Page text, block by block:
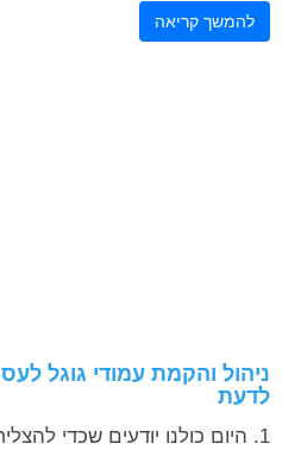
להמשך קריאה
ניהול והקמת עמודי גוגל
לדעת
היום כולנו יודעים שכדי